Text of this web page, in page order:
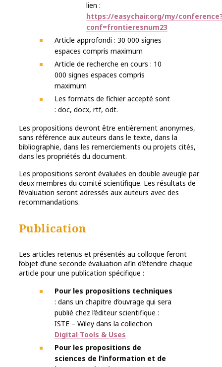
lien :
https://easychair.org/my/
conf=frontieresnum23
Article approfondi : 30 000 signes
espaces compris maximum
Article de recherche en cours : 10
000 signes espaces compris
maximum
Les formats de fichier accepté sont
: doc, docx, rtf, odt.
Les propositions devront être entièrement anonymes,
sans référence aux auteurs dans le texte, dans la
bibliographie, dans les remerciements ou projets cités,
dans les propriétés du document.
Les propositions seront évaluées en double aveugle par
deux membres du comité scientifique. Les résultats de
l’évaluation seront adressés aux auteurs avec des
recommandations.
Publication
Les articles retenus et présentés au colloque feront
l’objet d’une seconde évaluation afin d’étendre chaque
article pour une publication spécifique :
Pour les propositions techniques
: dans un chapitre d’ouvrage qui sera
publié chez l’éditeur scientifique :
ISTE – Wiley dans la collection
Digital Tools & Uses
Pour les propositions de
sciences de l’information et de